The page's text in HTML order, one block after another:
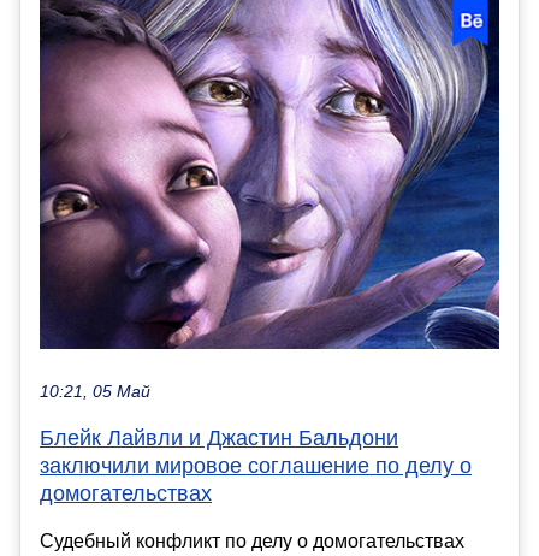
10:21, 05 Май
Блейк Лайвли и Джастин Бальдони
заключили мировое соглашение по делу о
домогательствах
Судебный конфликт по делу о домогательствах